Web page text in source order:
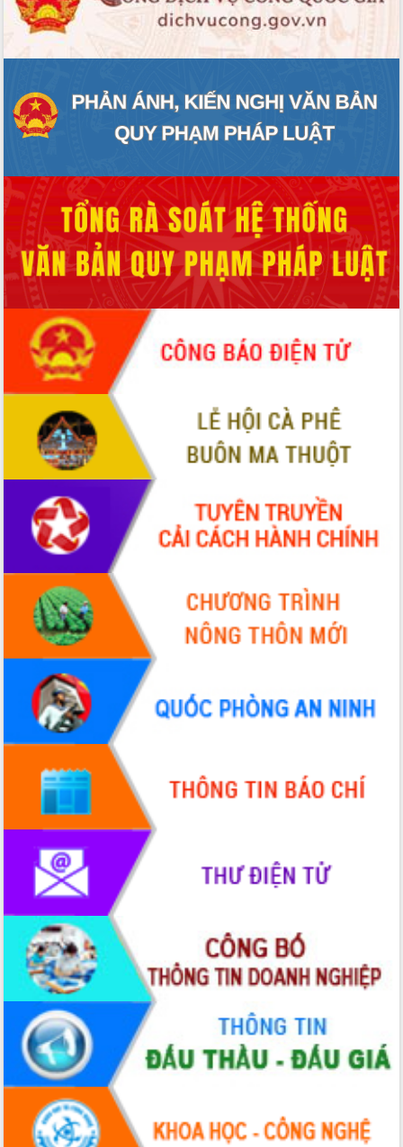
Minh
Lễ truy điệu và an táng hài cốt liệt sĩ
xuất khẩu sầu riêng và triển khai quy
định EUDR
Thứ trưởng Bộ Nông nghiệp và Môi
sầu riêng tại Đắk Lắk
Trình diễn nghệ thuật chế biến các
món ăn từ sầu riêng
Đắk Lắk công bố Quy hoạch và xúc
tiến đầu tư tỉnh
Ngành cá ngừ Đắk Lắk chủ động thích
ứng để giữ vững thị trường xuất khẩu
Diễn đàn Kinh tế tư nhân Việt Nam đột
phá cơ chế - Hợp tác công tư
Đề án 06 tạo bước ngoặt đột phá trong
cải cách hành chính tỉnh Đắk Lắk
Kết nối tour, đẩy mạnh chuyển đổi số
để phát triển du lịch Đắk Lắk
Khởi động Dự án Đầu tư xây dựng hạ
tầng kỹ thuật Cụm công nghiệp Tân
Gặp mặt các cơ quan báo chí nhân Kỷ
niệm 101 năm Ngày Báo chí Cách
mạng Việt Nam
Đắk Lắk sơ kết 4 năm triển khai thực
hiện Đề án 06 của Chính phủ
Họp báo thông tin về Hội nghị Công bố
Quy hoạch và Xúc tiến đầu tư tỉnh Đắk
Khơi thông điểm nghẽn, đẩy nhanh
giải ngân vốn khắc phục thiên tai
HĐND tỉnh thông qua điều chỉnh Quy
hoạch tỉnh thời kỳ 2021-2030
Hội thảo góp ý hồ sơ điều chỉnh quy
hoạch tỉnh Đắk Lắk thời kỳ 2021-2030,
tầm nhìn đến năm 2050
Nâng cao hiệu quả hoạt động của các
doanh nghiệp nhà nước
Hội nghị triển khai kết nối mạng
truyền số liệu chuyên dùng phục vụ cơ
quan Đảng, Nhà nước
Lễ phát động chuỗi hoạt động chung
tay làm sạch môi trường
Xã Ea Kar bước chuyển mình trong
công tác cải cách hành chính mô hình
mới
UBND tỉnh họp báo định kỳ tháng 4
năm 2026
Hội thảo khoa học “Giải pháp thúc đẩy
phát triển nền kinh tế xanh tại tỉnh
Đắk Lắk”
Tăng cường giám sát, đôn đốc thực
hiện nhiệm vụ quản lý tài sản công
hàng tuần